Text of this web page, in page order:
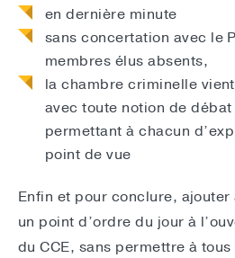
en dernière minute
sans concertation avec le
membres élus absents,
la chambre criminelle
avec toute notion de
permettant à chacun
point de vue
Enfin et pour conclure,
un point d’ordre du jour à
du CCE, sans permettre à